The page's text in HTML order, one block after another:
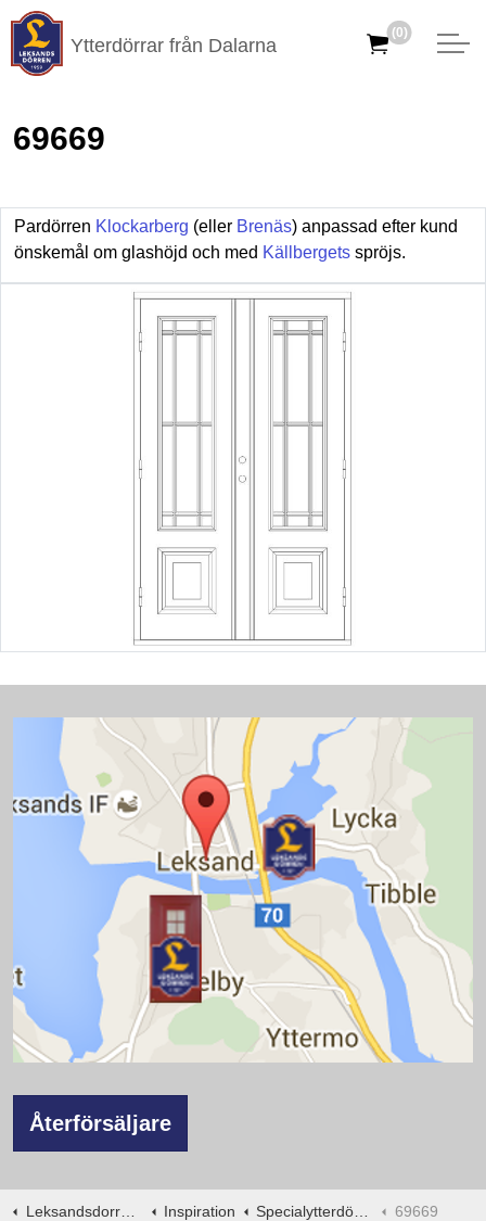
Ytterdörrar från Dalarna
(0)
69669
Pardörren Klockarberg (eller Brenäs) anpassad efter kund
önskemål om glashöjd och med Källbergets spröjs.
Återförsäljare
Leksandsdorren.se Inspiration Specialytterdörrar -ritningar 69669